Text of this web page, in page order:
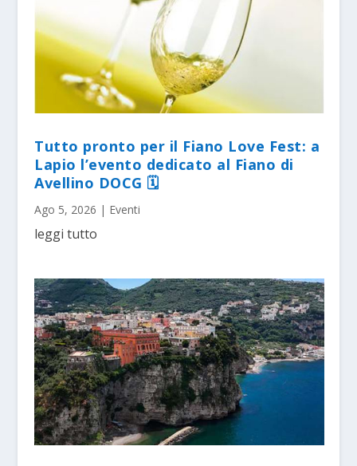
Tutto pronto per il Fiano Love Fest: a
Lapio l’evento dedicato al Fiano di
Avellino DOCG 🗓
Ago 5, 2026 | Eventi
leggi tutto